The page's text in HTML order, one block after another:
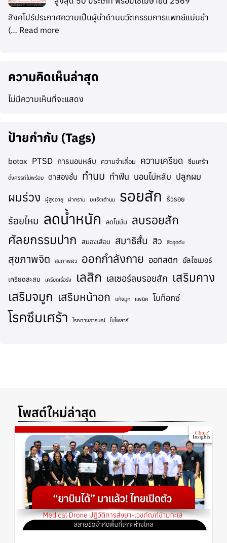
สิงคโปร์ประกาศความเป็นผู้นำด้านนวัตกรรมการแพทย์แม่นยำ
(… Read more
ความคิดเห็นล่าสุด
ไม่มีความเห็นที่จะแสดง
ป้ายกำกับ (Tags)
botox PTSD การนอนหลับ ความจำเสื่อม ความเครียด ซึมเศร้า
ตั้งครรภ์ไม่พร้อม ตาสองชั้น ทำนม ทำฟัน นอนไม่หลับ ปลูกผม
ผมร่วง ผู้สูงอายุ ผ่ากราม มะเร็งเต้านม รอยสัก ริ้วรอย
ร้อยไหม ลดน้ำหนัก ลดไขมัน ลบรอยสัก
ศัลยกรรมปาก สมองเสื่อม สมาธิสั้น สิว สิวอุดตัน
สุขภาพจิต สุขภาพผิว ออกกำลังกาย ออทิสติก อัลไซเมอร์
เครียดสะสม เครียดเรื้อรัง เลสิก เลเซอร์ลบรอยสัก เสริมคาง
เสริมจมูก เสริมหน้าอก แก้จมูก แพนิค โบท็อกซ์
โรคซึมเศร้า โรคทางอารมณ์ ไบโพลาร์
โพสต์ใหม่ล่าสุด